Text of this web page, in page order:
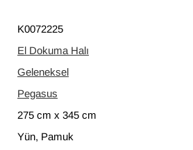
ile traşlanan halıların gerekli
sunulur. Bu muhteşem dönüşüm,
olan bu halı, pamuktan üzerine
K0072225
El Dokuma Halı
Geleneksel
Pegasus
275 cm x 345 cm
Yün, Pamuk